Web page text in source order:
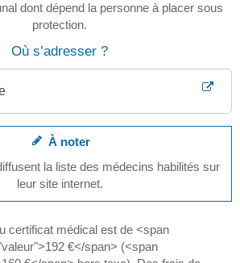
dont dépend la personne à placer sous
protection.
Où s’adresser ?
À noter
la liste des médecins habilités sur
leur site internet.
certificat médical est de <span
€</span> (<span